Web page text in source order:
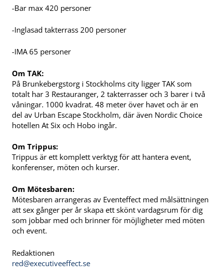
-Bar max 420 personer
-Inglasad takterrass 200 personer
-IMA 65 personer
Om TAK:
På Brunkebergstorg i Stockholms city ligger TAK som
totalt har 3 Restauranger, 2 takterrasser och 3 barer i två
våningar. 1000 kvadrat. 48 meter över havet och är en
del av Urban Escape Stockholm, där även Nordic Choice
hotellen At Six och Hobo ingår.
Om Trippus:
Trippus är ett komplett verktyg för att hantera event,
konferenser, möten och kurser.
Om Mötesbaren:
Mötesbaren arrangeras av Eventeffect med målsättningen
att sex gånger per år skapa ett skönt vardagsrum för dig
som jobbar med och brinner för möjligheter med möten
och event.
Redaktionen
red@executiveeffect.se